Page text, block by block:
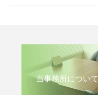
当事務所について